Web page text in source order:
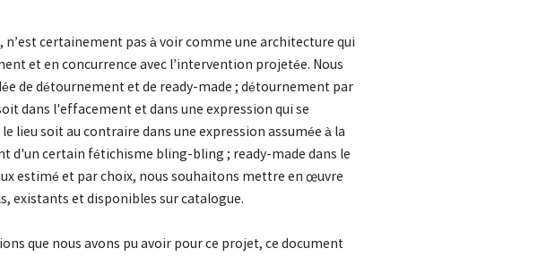
n’est certainement pas à voir comme une architecture qui
et en concurrence avec l’intervention projetée. Nous
de détournement et de ready-made ; détournement par
dans l'effacement et dans une expression qui se
lieu soit au contraire dans une expression assumée à la
d'un certain fétichisme bling-bling ; ready-made dans le
estimé et par choix, nous souhaitons mettre en œuvre
existants et disponibles sur catalogue.
que nous avons pu avoir pour ce projet, ce document